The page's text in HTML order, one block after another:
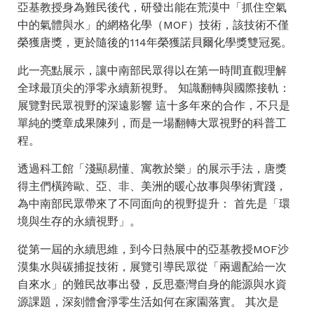
亞基教授身為難民後代，研發出能在荒漠中「抓住空氣
中的氣體與水」的網格化學（MOF）技術，該技術不僅
榮獲唐獎，更於隨後的114年榮獲諾貝爾化學獎雙冠冕。
此一亮點展示，讓中南部民眾得以在第一時間直觀理解
全球最頂尖的淨零永續新視野。 知識翻轉與國際接軌：
展覽對民眾視野的深遠影響 這十多年來的合作，不只是
單純的獎章成果陳列，而是一場翻轉大眾視野的科普工
程。
透過科工館「淺顯易懂、寓教於樂」的展示手法，唐獎
得主們橫跨歐、亞、非、美洲的暖心故事與學術實踐，
為中南部民眾帶來了不同面向的視野提升： 首先是「環
境與生存的永續視野」。
從第一屆的永續思維，到今日熱展中的亞基教授MOF沙
漠集水與碳捕捉技術，展覽引導民眾從「兩週配給一次
自來水」的難民故事出發，反思臺灣自身的能源與水資
源課題，深刻體會淨零生活如何在家園落實。 其次是